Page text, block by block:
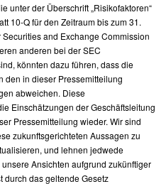
unter der Überschrift „Risikofaktoren“
10-Q für den Zeitraum bis zum 31.
and Exchange Commission
anderen bei der SEC
könnten dazu führen, dass die
den in dieser Pressemitteilung
abweichen. Diese
Einschätzungen der Geschäftsleitung
Pressemitteilung wieder. Wir sind
zukunftsgerichteten Aussagen zu
und lehnen jedwede
Ansichten aufgrund zukünftiger
durch das geltende Gesetz